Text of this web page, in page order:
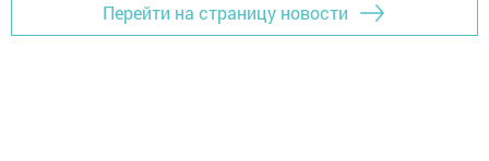
Перейти на страницу новости